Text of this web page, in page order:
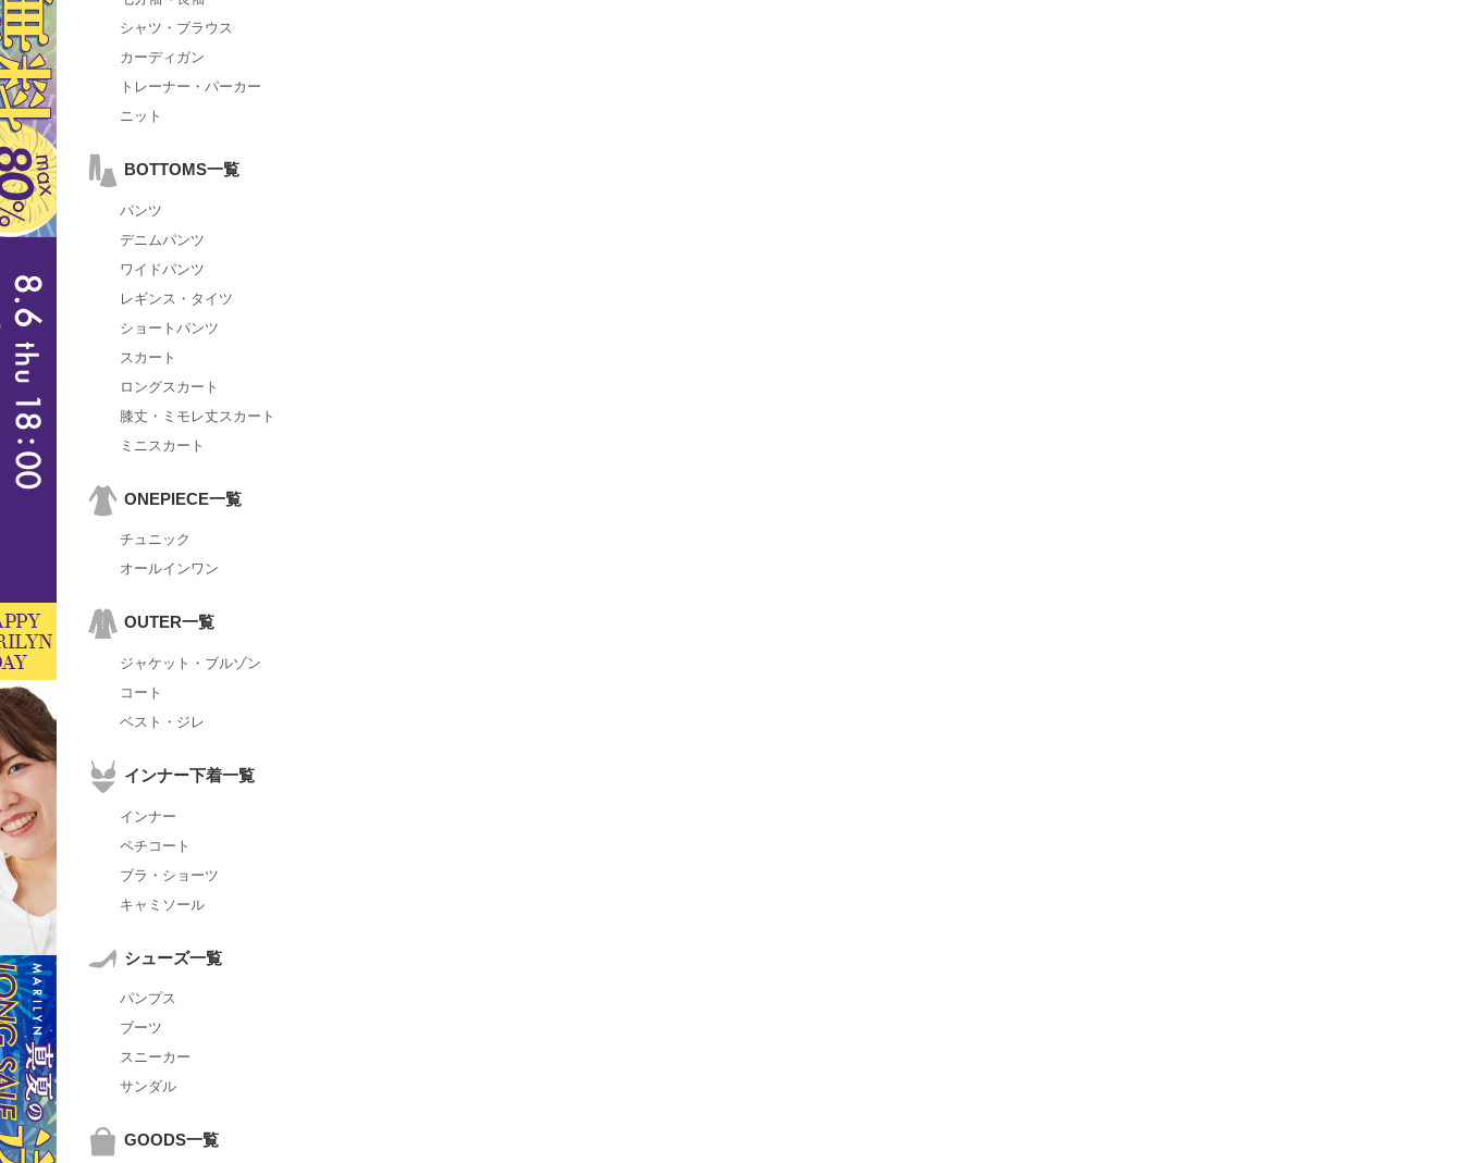
シャツ・ブラウス
カーディガン
トレーナー・パーカー
ニット
BOTTOMS一覧
パンツ
デニムパンツ
ワイドパンツ
レギンス・タイツ
ショートパンツ
スカート
ロングスカート
膝丈・ミモレ丈スカート
ミニスカート
ONEPIECE一覧
チュニック
オールインワン
OUTER一覧
ジャケット・ブルゾン
コート
ベスト・ジレ
インナー下着一覧
インナー
ペチコート
ブラ・ショーツ
キャミソール
シューズ一覧
パンプス
ブーツ
スニーカー
サンダル
GOODS一覧